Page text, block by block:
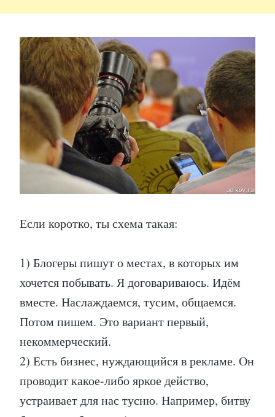
Если коротко, ты схема такая:
1) Блогеры пишут о местах, в которых им
хочется побывать. Я договариваюсь. Идём
вместе. Наслаждаемся, тусим, общаемся.
Потом пишем. Это вариант первый,
некоммерческий.
2) Есть бизнес, нуждающийся в рекламе. Он
проводит какое-либо яркое действо,
устраивает для нас тусню. Например, битву